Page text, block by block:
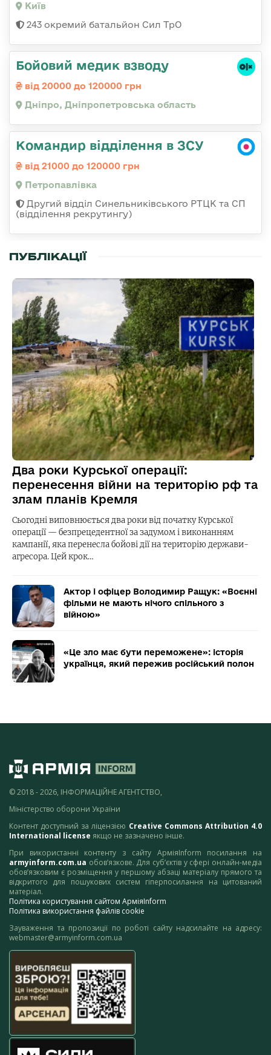
Київ
243 окремий батальйон Сил ТрО
Бойовий медик взводу
від 20000 до 120000 грн
Дніпро, Дніпропетровська область
Командир відділення в ЗСУ
від 21000 до 120000 грн
Петропавлівка
Другий відділ Синельниківського РТЦК та СП
(відділення рекрутингу)
ПУБЛІКАЦІЇ
Два роки Курської операції:
перенесення війни на територію рф та
злам планів Кремля
Сьогодні виповнюється два роки від початку Курської
операції — безпрецедентної за задумом і виконанням
кампанії, яка перенесла бойові дії на територію держави-
агресора. Цей крок…
Актор і офіцер Володимир Ращук: «Воєнні
фільми не мають нічого спільного з
війною»
«Це зло має бути переможене»: історія
українця, який пережив російський полон
© 2018 - 2026, ІНФОРМАЦІЙНЕ АГЕНТСТВО,
Міністерство оборони України
Контент доступний за ліцензією Creative Commons Attribution 4.0
International license якщо не зазначено інше.
При використанні контенту з сайту АрміяInform посилання на
armyinform.com.ua обов’язкове. Для суб’єктів у сфері онлайн-медіа
обов’язковим є розміщення у першому абзаці матеріалу прямого та
відкритого для пошукових систем гіперпосилання на цитований
матеріал.
Політика користування сайтом АрміяInform
Політика використання файлів cookie
Зауваження та пропозиції по роботі сайту надсилайте на адресу:
webmaster@armyinform.com.ua